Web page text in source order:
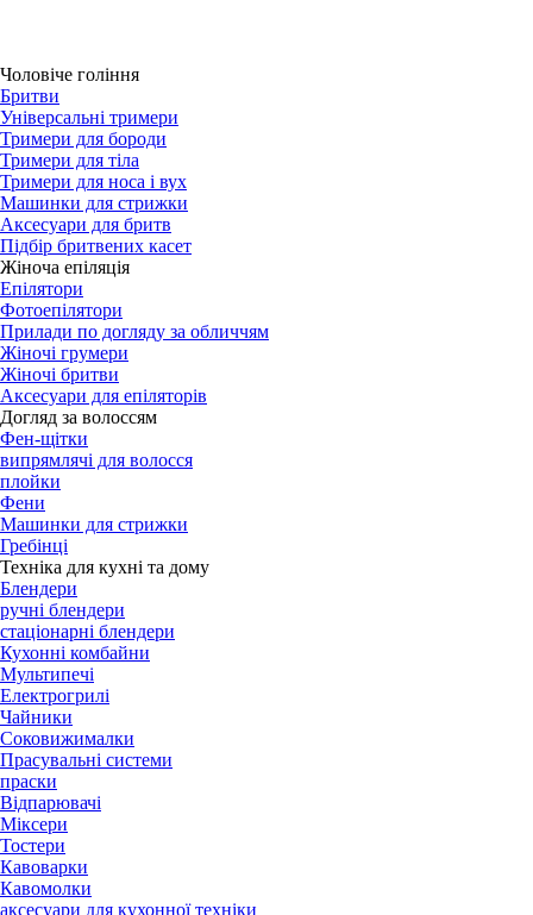
Чоловіче гоління
Бритви
Універсальні тримери
Тримери для бороди
Тримери для тіла
Тримери для носа і вух
Машинки для стрижки
Аксесуари для бритв
Підбір бритвених касет
Жіноча епіляція
Епілятори
Фотоепілятори
Прилади по догляду за обличчям
Жіночі грумери
Жіночі бритви
Аксесуари для епіляторів
Догляд за волоссям
Фен-щітки
випрямлячі для волосся
плойки
Фени
Машинки для стрижки
Гребінці
Техніка для кухні та дому
Блендери
ручні блендери
стаціонарні блендери
Кухонні комбайни
Мультипечі
Електрогрилі
Чайники
Соковижималки
Прасувальні системи
праски
Відпарювачі
Міксери
Тостери
Кавоварки
Кавомолки
аксесуари для кухонної техніки